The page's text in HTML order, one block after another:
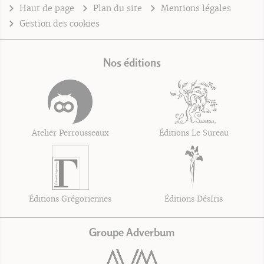
Haut de page Plan du site
Mentions légales
Gestion des cookies
Nos éditions
Atelier Perrousseaux Éditions Le Sureau
Éditions Grégoriennes Éditions DésIris
Groupe Adverbum